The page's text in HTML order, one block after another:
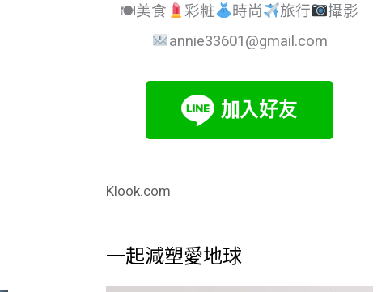
🍽美食
彩粧 時尚 旅行
攝影
annie33601@gmail.com
Klook.com
一起減塑愛地球